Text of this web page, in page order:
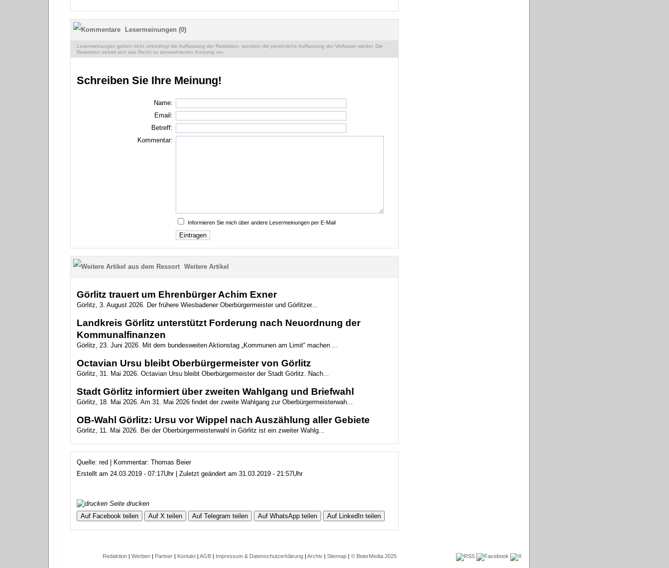
Lesermeinungen (0)
Lesermeinungen geben nicht unbedingt die Auffassung der Redaktion, sondern die persönliche Auffassung der Verfasser wieder. Die
Redaktion behält sich das Recht zu sinnwahrender Kürzung vor.
Schreiben Sie Ihre Meinung!
Name:
Email:
Betreff:
Kommentar:
Informieren Sie mich über andere Lesermeinungen per E-Mail
Weitere Artikel
Görlitz trauert um Ehrenbürger Achim Exner
Görlitz, 3. August 2026. Der frühere Wiesbadener Oberbürgermeister und Görlitzer...
Landkreis Görlitz unterstützt Forderung nach Neuordnung der
Kommunalfinanzen
Görlitz, 23. Juni 2026. Mit dem bundesweiten Aktionstag „Kommunen am Limit“ machen ...
Octavian Ursu bleibt Oberbürgermeister von Görlitz
Görlitz, 31. Mai 2026. Octavian Ursu bleibt Oberbürgermeister der Stadt Görlitz. Nach...
Stadt Görlitz informiert über zweiten Wahlgang und Briefwahl
Görlitz, 18. Mai 2026. Am 31. Mai 2026 findet der zweite Wahlgang zur Oberbürgermeisterwah...
OB-Wahl Görlitz: Ursu vor Wippel nach Auszählung aller Gebiete
Görlitz, 11. Mai 2026. Bei der Oberbürgermeisterwahl in Görlitz ist ein zweiter Wahlg...
Quelle: red | Kommentar: Thomas Beier
Erstellt am 24.03.2019 - 07:17Uhr | Zuletzt geändert am 31.03.2019 - 21:57Uhr
Seite drucken
Auf Facebook teilen
Auf X teilen Auf Telegram teilen Auf WhatsApp teilen Auf LinkedIn teilen
Redaktion | Werben | Partner | Kontakt | AGB | Impressum & Datenschutzerklärung | Archiv | Sitemap | © BeierMedia 2025